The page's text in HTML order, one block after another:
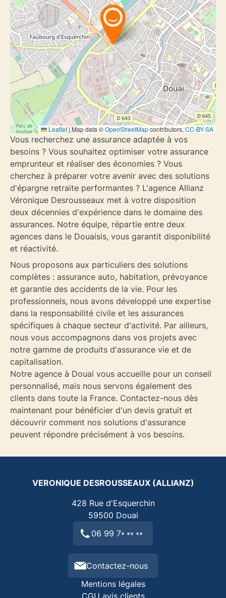
Leaflet|Map data ©OpenStreetMapcontributors, CC-BY-SA
Vous recherchez une assurance adaptée à vos
besoins ? Vous souhaitez optimiser votre assurance
emprunteur et réaliser des économies ? Vous
cherchez à préparer votre avenir avec des solutions
d'épargne retraite performantes ? L'agence Allianz
Véronique Desrousseaux met à votre disposition
deux décennies d'expérience dans le domaine des
assurances. Notre équipe, répartie entre deux
agences dans le Douaisis, vous garantit disponibilité
et réactivité.
Nous proposons aux particuliers des solutions
complètes : assurance auto, habitation, prévoyance
et garantie des accidents de la vie. Pour les
professionnels, nous avons développé une expertise
dans la responsabilité civile et les assurances
spécifiques à chaque secteur d'activité. Par ailleurs,
nous vous accompagnons dans vos projets avec
notre gamme de produits d'assurance vie et de
capitalisation.
Notre agence à Douai vous accueille pour un conseil
personnalisé, mais nous servons également des
clients dans toute la France. Contactez-nous dès
maintenant pour bénéficier d'un devis gratuit et
découvrir comment nos solutions d'assurance
peuvent répondre précisément à vos besoins.
VERONIQUE DESROUSSEAUX (ALLIANZ)
428 Rue d'Esquerchin
59500 Douai
06 99 7* ** **
Contactez-nous
Mentions légales